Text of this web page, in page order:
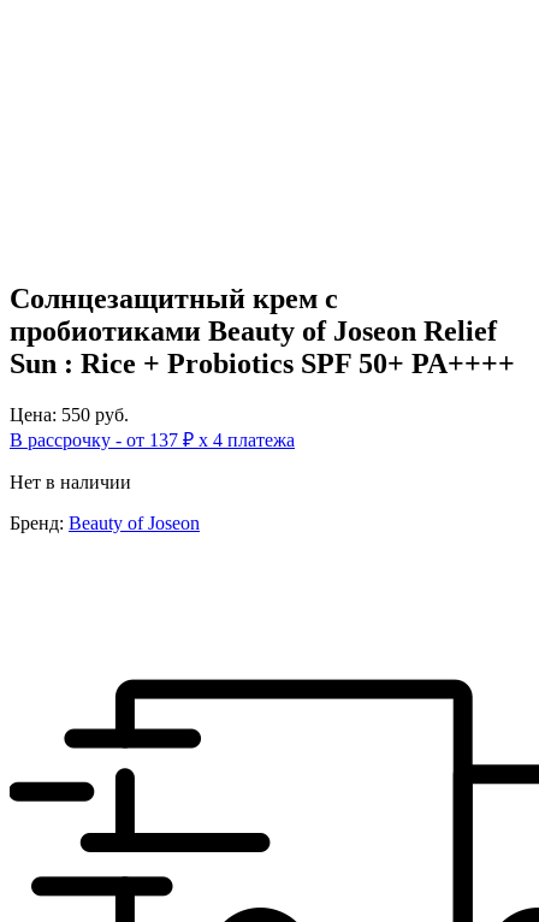
Солнцезащитный крем с
пробиотиками Beauty of Joseon Relief
Sun : Rice + Probiotics SPF 50+ PA++++
Цена: 550 руб.
В рассрочку - от 137 ₽ х 4 платежа
Нет в наличии
Бренд: Beauty of Joseon